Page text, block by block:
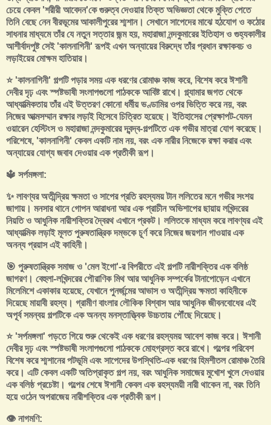
চেয়ে কেবল 'শরীরী আবেদন'কে গুরুত্ব দেওয়ার তিক্ত অভিজ্ঞতা থেকে মুক্তি পেতে
তিনি বেছে নেন বীরভূমের আকালীপুরের শ্মশান। সেখানে সাপেদের মাঝে হঠযোগ ও কঠোর
সাধনার মাধ্যমে তাঁর যে নতুন সত্তার জন্ম হয়, মহারাজা নন্দকুমারের ইতিহাস ও গুহ্যকালীর
আশীর্বাদপুষ্ট সেই 'কালনাগিনী' রূপই এখন অন্যায়ের বিরুদ্ধে তাঁর প্রধান রক্ষাকবচ ও
লড়াইয়ের মোক্ষম হাতিয়ার।
⭐ 'কালনাগিনী' গল্পটি পড়ার সময় এক ধরণের রোমাঞ্চ কাজ করে, বিশেষ করে ঈশানী
দেবীর দৃঢ় এবং স্পষ্টভাষী সংলাপগুলো পাঠককে আবিষ্ট রাখে। গ্ল্যামার জগত থেকে
আধ্যাত্মিকতায় তাঁর এই উত্তরণ কোনো ধর্মীয় ভণ্ডামির ওপর ভিত্তি করে নয়, বরং
নিজের আত্মসম্মান রক্ষার লড়াই হিসেবে চিত্রিত হয়েছে। ইতিহাসের প্রেক্ষাপট-যেমন
ওয়ারেন হেস্টিংস ও মহারাজা নন্দকুমারের দ্বন্দ্ব-গল্পটিতে এক গভীর মাত্রা যোগ করেছে।
পরিশেষে, 'কালনাগিনী' কেবল একটি নাম নয়, বরং এক নারীর নিজেকে রক্ষা করার এবং
অন্যায়ের যোগ্য জবাব দেওয়ার এক প্রতীকী রূপ।
🔱 সর্পমঙ্গলা:
✨ লাবণ্যর অতীন্দ্রিয় ক্ষমতা ও সাপের প্রতি রহস্যময় টান ললিতের মনে গভীর সংশয়
জাগায়। মনসার থানে গোপন আরাধনা আর এক প্রাচীন অভিশাপের ছায়ায় লখিন্দরের
নিয়তি ও আধুনিক নারীশক্তির দ্বৈরথ এখানে প্রকট। ললিতকে মাধ্যম করে লাবণ্যর এই
আধ্যাত্মিক লড়াই মূলত পুরুষতান্ত্রিক দম্ভকে চূর্ণ করে নিজের জয়গান গাওয়ার এক
অনন্য প্রয়াস এই কাহিনী।
🎯 পুরুষতান্ত্রিক সমাজ ও 'মেল ইগো'-র বিপরীতে এই গল্পটি নারীশক্তির এক বলিষ্ঠ
জাগরণ। বেহুলা-লখিন্দরের পৌরাণিক মিথ আর আধুনিক সম্পর্কের টানাপোড়েন এখানে
মিলেমিশে একাকার হয়েছে, যেখানে পুনর্জন্মের আভাস ও অতীন্দ্রিয় ক্ষমতা কাহিনীকে
দিয়েছে মায়াবী রহস্য। গ্রামীণ বাংলার লৌকিক বিশ্বাস আর আধুনিক জীবনবোধের এই
অপূর্ব সমন্বয় গল্পটিকে এক অনন্য মনস্তাত্ত্বিক উচ্চতায় পৌঁছে দিয়েছে।
⭐ 'সর্পমঙ্গলা' পড়তে গিয়ে শুরু থেকেই এক ধরণের রহস্যময় আবেশ কাজ করে। ঈশানী
দেবীর দৃঢ় এবং স্পষ্টভাষী সংলাপগুলো পাঠককে মোহগ্রস্ত করে রাখে। গল্পের পরিবেশ
বিশেষ করে শ্মশানের পটভূমি এবং সাপেদের উপস্থিতি-এক ধরণের হিমশীতল রোমাঞ্চ তৈরি
করে। এটি কেবল একটি অতিপ্রাকৃত গল্প নয়, বরং আধুনিক সমাজের মুখোশ খুলে দেওয়ার
এক বলিষ্ঠ প্রচেষ্টা। গল্পের শেষে ঈশানী কেবল এক রহস্যময়ী নারী থাকেন না, বরং তিনি
হয়ে ওঠেন অপরাজেয় নারীশক্তির এক প্রতীকী রূপ।
👁️ নাগমণি: